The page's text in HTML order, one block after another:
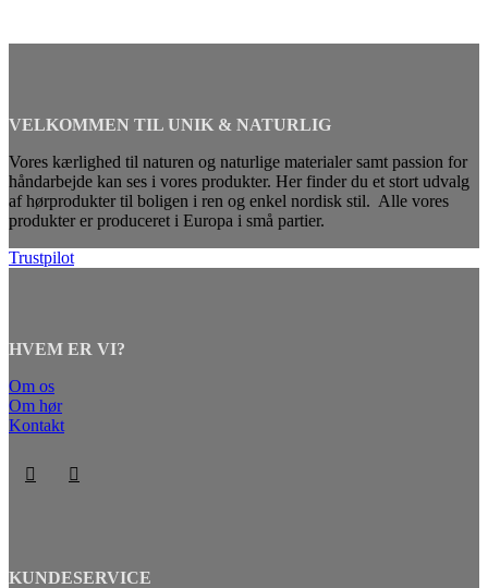
VELKOMMEN TIL UNIK & NATURLIG
Vores kærlighed til naturen og naturlige materialer samt passion for
håndarbejde kan ses i vores produkter. Her finder du et stort udvalg
af hørprodukter til boligen i ren og enkel nordisk stil. Alle vores
produkter er produceret i Europa i små partier.
Trustpilot
HVEM ER VI?
Om os
Om hør
Kontakt
KUNDESERVICE